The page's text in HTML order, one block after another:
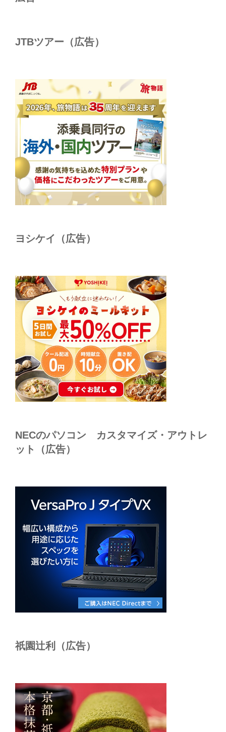
JTBツアー（広告）
ヨシケイ（広告）
NECのパソコン カスタマイズ・アウトレ
ット（広告）
祇園辻利（広告）